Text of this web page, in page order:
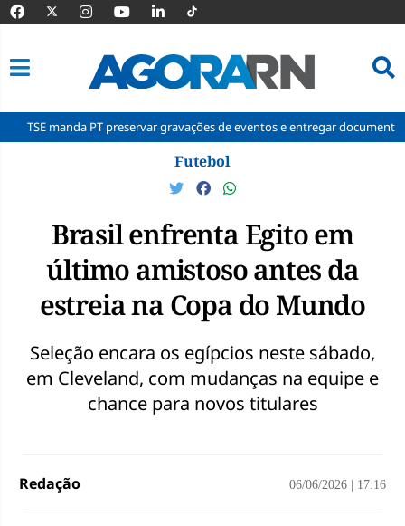
PT preservar gravações de eventos e entregar documentos à Corte
Futebol
Brasil enfrenta Egito em
último amistoso antes da
estreia na Copa do Mundo
Seleção encara os egípcios neste sábado,
em Cleveland, com mudanças na equipe e
chance para novos titulares
Redação 06/06/2026 17:16